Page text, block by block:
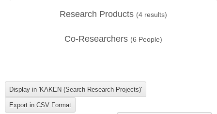
Research Products (4 results)
Co-Researchers (6 People)